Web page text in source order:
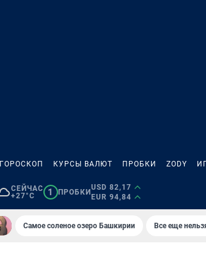
ГОРОСКОП КУРСЫ ВАЛЮТ ПРОБКИ ZODY
СЕЙЧАС
+27°C
1 ПРОБКИ
USD 82,17
EUR 94,84
Самое соленое озеро Башкирии Все еще